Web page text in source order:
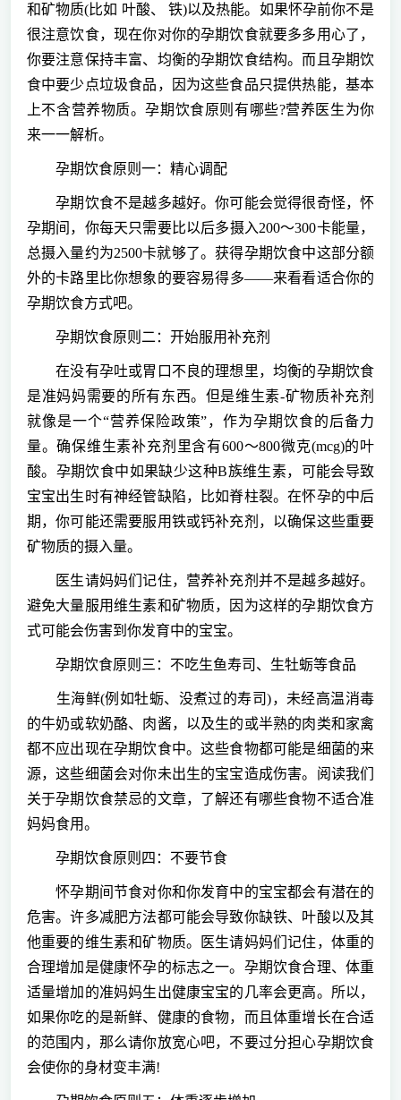
和矿物质(比如 叶酸、 铁)以及热能。如果怀孕前你不是
很注意饮食，现在你对你的孕期饮食就要多多用心了，
你要注意保持丰富、均衡的孕期饮食结构。而且孕期饮
食中要少点垃圾食品，因为这些食品只提供热能，基本
上不含营养物质。孕期饮食原则有哪些?营养医生为你
来一一解析。
孕期饮食原则一：精心调配
孕期饮食不是越多越好。你可能会觉得很奇怪，怀
孕期间，你每天只需要比以后多摄入200～300卡能量，
总摄入量约为2500卡就够了。获得孕期饮食中这部分额
外的卡路里比你想象的要容易得多——来看看适合你的
孕期饮食方式吧。
孕期饮食原则二：开始服用补充剂
在没有孕吐或胃口不良的理想里，均衡的孕期饮食
是准妈妈需要的所有东西。但是维生素-矿物质补充剂
就像是一个“营养保险政策”，作为孕期饮食的后备力
量。确保维生素补充剂里含有600～800微克(mcg)的叶
酸。孕期饮食中如果缺少这种B族维生素，可能会导致
宝宝出生时有神经管缺陷，比如脊柱裂。在怀孕的中后
期，你可能还需要服用铁或钙补充剂，以确保这些重要
矿物质的摄入量。
医生请妈妈们记住，营养补充剂并不是越多越好。
避免大量服用维生素和矿物质，因为这样的孕期饮食方
式可能会伤害到你发育中的宝宝。
孕期饮食原则三：不吃生鱼寿司、生牡蛎等食品
生海鲜(例如牡蛎、没煮过的寿司)，未经高温消毒
的牛奶或软奶酪、肉酱，以及生的或半熟的肉类和家禽
都不应出现在孕期饮食中。这些食物都可能是细菌的来
源，这些细菌会对你未出生的宝宝造成伤害。阅读我们
关于孕期饮食禁忌的文章，了解还有哪些食物不适合准
妈妈食用。
孕期饮食原则四：不要节食
怀孕期间节食对你和你发育中的宝宝都会有潜在的
危害。许多减肥方法都可能会导致你缺铁、叶酸以及其
他重要的维生素和矿物质。医生请妈妈们记住，体重的
合理增加是健康怀孕的标志之一。孕期饮食合理、体重
适量增加的准妈妈生出健康宝宝的几率会更高。所以，
如果你吃的是新鲜、健康的食物，而且体重增长在合适
的范围内，那么请你放宽心吧，不要过分担心孕期饮食
会使你的身材变丰满!